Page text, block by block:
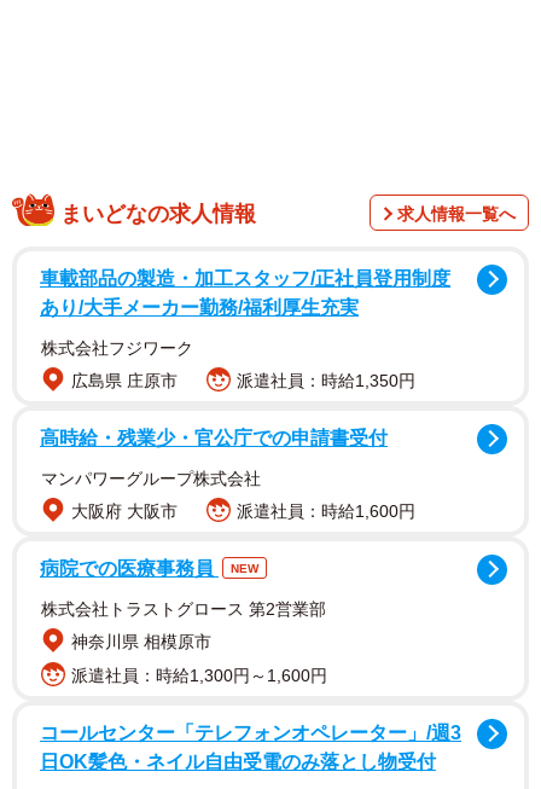
マキタという会社はよいね。
数年使っていなかったインパクトドライバーの充電ができ
ウチの近くの取り扱い店を教えてくれた。ここまでなら普
通。さっき行ったら店にどこの誰が何を持ってくるかまで
話が通っていた。
近年は大きな企業になると電話をしてもコールセンターを
たらい回しにされるなど、ユーザー目線の接客応対は期待
まいどなの求人情報 求人情報一覧へ
車載部品の製造・加工スタッフ/正社員登用制度
あり/大手メーカー勤務/福利厚生充実
株式会社フジワーク
広島県 庄原市
派遣社員：時給1,350円
高時給・残業少・官公庁での申請書受付
マンパワーグループ株式会社
大阪府 大阪市
派遣社員：時給1,600円
病院での医療事務員 NEW
株式会社トラストグロース 第2営業部
神奈川県 相模原市
派遣社員：時給1,300円～1,600円
コールセンター「テレフォンオペレーター」/週3
日OK髪色・ネイル自由受電のみ落とし物受付